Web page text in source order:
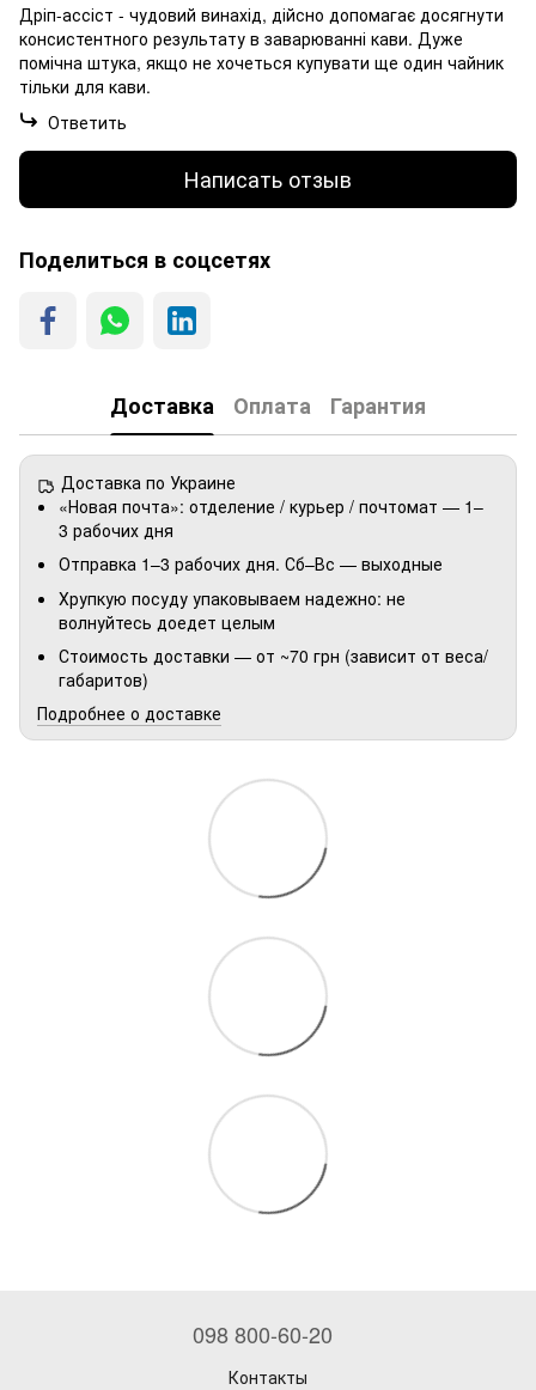
Дріп-ассіст - чудовий винахід, дійсно допомагає досягнути
консистентного результату в заварюванні кави. Дуже
помічна штука, якщо не хочеться купувати ще один чайник
тільки для кави.
Ответить
Написать отзыв
Поделиться в соцсетях
Доставка Оплата Гарантия
Доставка по Украине
«Новая почта»: отделение / курьер / почтомат — 1–
3 рабочих дня
Отправка 1–3 рабочих дня. Сб–Вс — выходные
Хрупкую посуду упаковываем надежно: не
волнуйтесь доедет целым
Стоимость доставки — от ~70 грн (зависит от веса/
габаритов)
Подробнее о доставке
098 800-60-20
Контакты